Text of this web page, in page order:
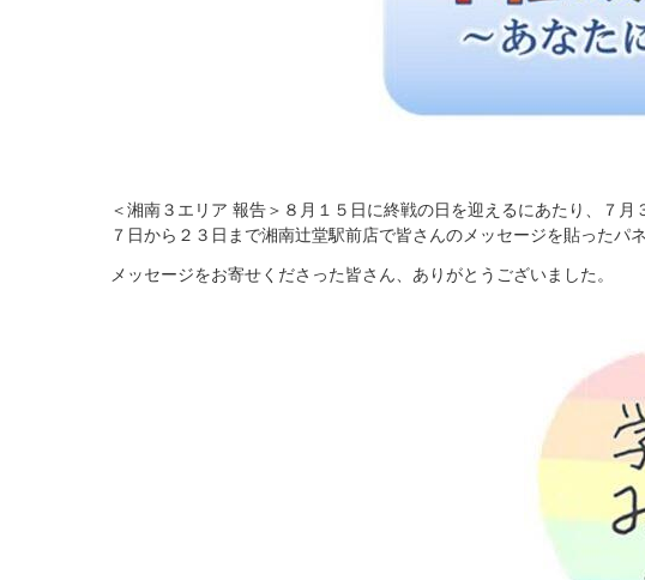
＜湘南３エリア 報告＞８月１５日に終戦の日を迎えるにあたり、７
７日から２３日まで湘南辻堂駅前店で皆さんのメッセージを貼ったパ
メッセージをお寄せくださった皆さん、ありがとうございました。